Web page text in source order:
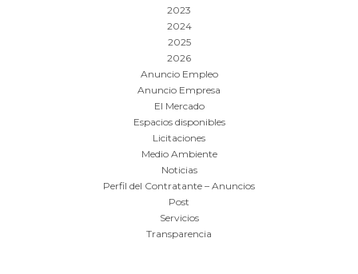
2023
2024
2025
2026
Anuncio Empleo
Anuncio Empresa
El Mercado
Espacios disponibles
Licitaciones
Medio Ambiente
Noticias
Perfil del Contratante – Anuncios
Post
Servicios
Transparencia